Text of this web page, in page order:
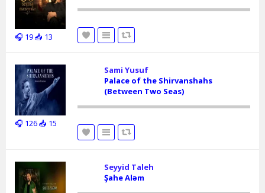
🎧 19📥 13
🎧 126📥 15
Sami Yusuf
Palace of the Shirvanshahs
(Between Two Seas)
Seyyid Taleh
Şahe Aləm